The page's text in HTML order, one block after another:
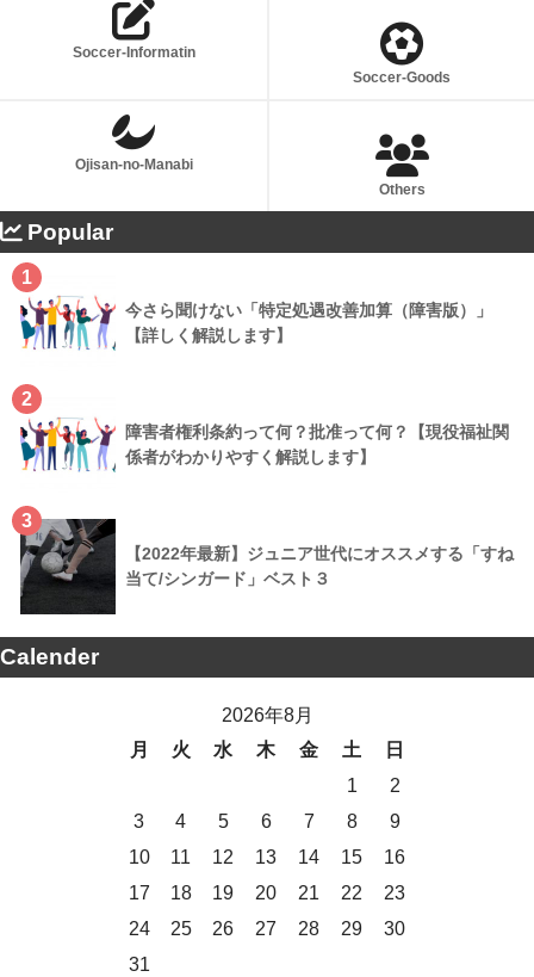
Soccer-Informatin
Soccer-Goods
Ojisan-no-Manabi
Others
Popular
1
今さら聞けない「特定処遇改善加算（障害版）」
【詳しく解説します】
2
障害者権利条約って何？批准って何？【現役福祉関
係者がわかりやすく解説します】
3
【2022年最新】ジュニア世代にオススメする「すね
当て/シンガード」ベスト３
Calender
2026年8月
月
火 水 木 金 土
日
1
2
3
4 5 6 7 8
9
10
11 12 13 14 15
16
17
18 19 20 21 22
23
24
25 26 27 28 29
30
31